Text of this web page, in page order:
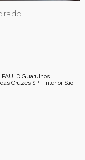
PAULO Guarulhos
Cruzes SP - Interior São